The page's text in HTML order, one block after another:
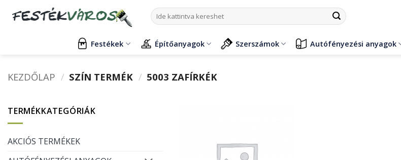
Keresés
a
Festékek Építőanyagok Szerszámok Autófényezési anyagok
KEZDŐLAP / SZÍN TERMÉK / 5003 ZAFÍRKÉK
TERMÉKKATEGÓRIÁK
AKCIÓS TERMÉKEK